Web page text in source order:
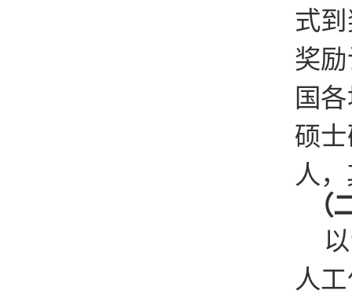
式
奖
国
硕
人
（
人